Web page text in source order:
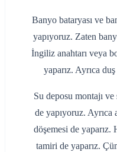
Banyo bataryası ve
yapıyoruz. Zaten
İngiliz anahtarı veya
yaparız. Ayrıca
Su deposu montajı
de yapıyoruz. Ayrıca
döşemesi de
tamiri de yaparız.